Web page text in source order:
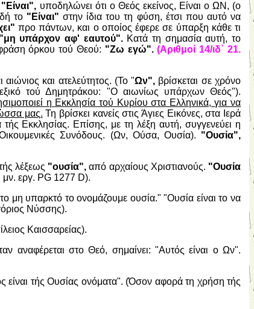
"Είναι", υποδηλώνει ότι ο Θεός εκείνος, Είναι ο ΩΝ, (ο
το "Είναι" στην ίδια του τη φύση, έτσι που αυτό να
προ πάντων, και ο οποίος έφερε σε ύπαρξη κάθε τι
"μη υπάρχον αφ' εαυτού".Κατά τη σημασία αυτή, το
όρκου τού Θεού: "Ζω εγώ". (Αριθμοί 14/ιδ΄ 21.
και ατελεύτητος. (Το "Ων", βρίσκεται σε χρόνο
τού Δημητράκου: "Ο αιωνίως υπάρχων Θεός").
η Εκκλησία τού Κυρίου στα Ελληνικά, για να
μας. Τη βρίσκει κανείς στις Άγιες Εικόνες, στα Ιερά
Εκκλησίας. Επίσης, με τη λέξη αυτή, συγγενεύει η
Συνόδους. (Ων, Ούσα, Ουσία). "Ουσία",
λέξεως "ουσία", από αρχαίους Χριστιανούς. "Ουσία
μν. εργ. PG 1277 D).
μη υπαρκτό το ονομάζουμε ουσία." "Ουσία είναι το να
Νύσσης).
Καισσαρείας).
αναφέρεται στο Θεό, σημαίνει: "Αυτός είναι ο Ων".
είναι τής Ουσίας ονόματα". (Όσον αφορά τη χρήση τής